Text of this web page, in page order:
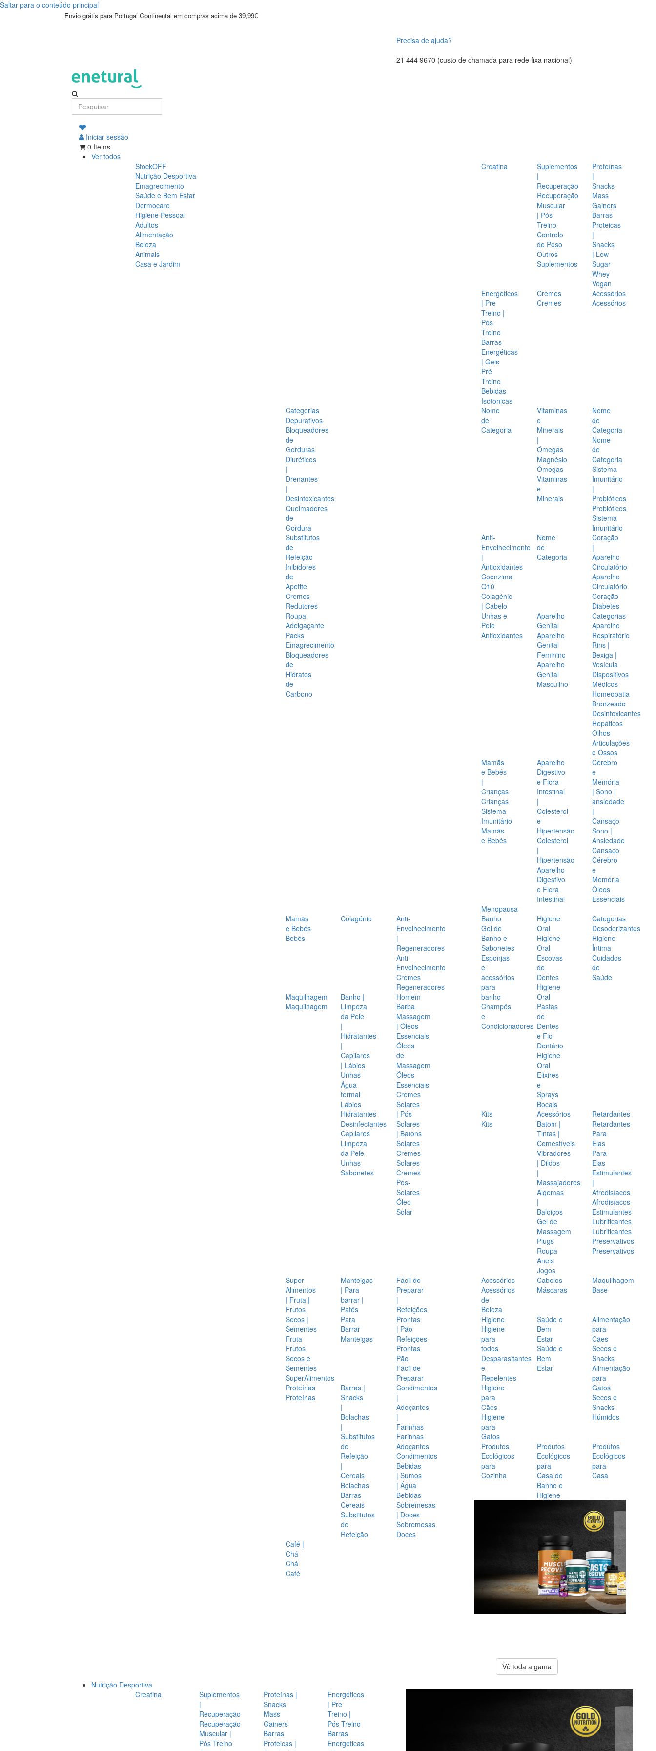
Saltar para o conteúdo principal
Envio grátis para Portugal Continental em compras acima de 39,99€
Precisa de ajuda?
21 444 9670 (custo de chamada para rede fixa nacional)
Iniciar sessão
0 Items
Ver todos
StockOFF
Nutrição Desportiva
Emagrecimento
Saúde e Bem Estar
Dermocare
Higiene Pessoal
Adultos
Alimentação
Beleza
Animais
Casa e Jardim
Creatina
Suplementos
|
Recuperação
Recuperação
Muscular
| Pós
Treino
Controlo
de Peso
Outros
Suplementos
Proteínas
|
Snacks
Mass
Gainers
Barras
Proteicas
|
Snacks
| Low
Sugar
Whey
Vegan
Energéticos
| Pre
Treino |
Pós
Treino
Barras
Energéticas
| Geis
Pré
Treino
Bebidas
Isotonicas
Cremes
Cremes
Acessórios
Acessórios
Categorias
Depurativos
Bloqueadores
de
Gorduras
Diuréticos
|
Drenantes
|
Desintoxicantes
Queimadores
de
Gordura
Substitutos
de
Refeição
Inibidores
de
Apetite
Cremes
Redutores
Roupa
Adelgaçante
Packs
Emagrecimento
Bloqueadores
de
Hidratos
de
Carbono
Nome
de
Categoria
Vitaminas
e
Minerais
|
Ómegas
Magnésio
Ómegas
Vitaminas
e
Minerais
Nome
de
Categoria
Nome
de
Categoria
Sistema
Imunitário
|
Probióticos
Probióticos
Sistema
Imunitário
Anti-
Envelhecimento
|
Antioxidantes
Coenzima
Q10
Colagénio
| Cabelo
Unhas e
Pele
Antioxidantes
Nome
de
Categoria
Coração
|
Aparelho
Circulatório
Aparelho
Circulatório
Coração
Diabetes
Aparelho
Genital
Aparelho
Genital
Feminino
Aparelho
Genital
Masculino
Categorias
Aparelho
Respiratório
Rins |
Bexiga |
Vesícula
Dispositivos
Médicos
Homeopatia
Bronzeado
Desintoxicantes
Hepáticos
Olhos
Articulações
e Ossos
Mamãs
e Bebés
|
Crianças
Crianças
Sistema
Imunitário
Mamãs
e Bebés
Aparelho
Digestivo
e Flora
Intestinal
|
Colesterol
e
Hipertensão
Colesterol
|
Hipertensão
Aparelho
Digestivo
e Flora
Intestinal
Cérebro
e
Memória
| Sono |
ansiedade
|
Cansaço
Sono |
Ansiedade
Cansaço
Cérebro
e
Memória
Óleos
Essenciais
Menopausa
Mamãs
e Bebés
Bebés
Colagénio
Anti-
Envelhecimento
|
Regeneradores
Anti-
Envelhecimento
Cremes
Regeneradores
Maquilhagem
Maquilhagem
Banho |
Limpeza
da Pele
|
Hidratantes
|
Capilares
| Lábios
Unhas
Água
termal
Lábios
Hidratantes
Desinfectantes
Capilares
Limpeza
da Pele
Unhas
Sabonetes
Homem
Barba
Massagem
| Óleos
Essenciais
Óleos
de
Massagem
Óleos
Essenciais
Cremes
Solares
| Pós
Solares
| Batons
Solares
Cremes
Solares
Cremes
Pós-
Solares
Óleo
Solar
Banho
Gel de
Banho e
Sabonetes
Esponjas
e
acessórios
para
banho
Champôs
e
Condicionadores
Higiene
Oral
Higiene
Oral
Escovas
de
Dentes
Higiene
Oral
Pastas
de
Dentes
e Fio
Dentário
Higiene
Oral
Elixires
e
Sprays
Bocais
Categorias
Desodorizantes
Higiene
Íntima
Cuidados
de
Saúde
Kits
Kits
Acessórios
Batom |
Tintas |
Comestíveis
Vibradores
| Dildos
|
Massajadores
Algemas
|
Baloiços
Gel de
Massagem
Plugs
Roupa
Aneis
Jogos
Retardantes
Retardantes
Para
Elas
Para
Elas
Estimulantes
|
Afrodisíacos
Afrodisíacos
Estimulantes
Lubrificantes
Lubrificantes
Preservativos
Preservativos
Super
Alimentos
| Fruta |
Frutos
Secos |
Sementes
Fruta
Frutos
Secos e
Sementes
SuperAlimentos
Manteigas
| Para
barrar |
Patês
Para
Barrar
Manteigas
Fácil de
Preparar
|
Refeições
Prontas
| Pão
Refeições
Prontas
Pão
Fácil de
Preparar
Proteínas
Proteínas
Barras |
Snacks
|
Bolachas
|
Substitutos
de
Refeição
|
Cereais
Bolachas
Barras
Cereais
Substitutos
de
Refeição
Condimentos
|
Adoçantes
|
Farinhas
Farinhas
Adoçantes
Condimentos
Bebidas
| Sumos
| Água
Bebidas
Sobremesas
| Doces
Sobremesas
Doces
Café |
Chá
Chá
Café
Acessórios
Acessórios
de
Beleza
Cabelos
Máscaras
Maquilhagem
Base
Higiene
Higiene
para
todos
Desparasitantes
e
Repelentes
Higiene
para
Cães
Higiene
para
Gatos
Saúde e
Bem
Estar
Saúde e
Bem
Estar
Alimentação
para
Cães
Secos e
Snacks
Alimentação
para
Gatos
Secos e
Snacks
Húmidos
Produtos
Ecológicos
para
Cozinha
Produtos
Ecológicos
para
Casa de
Banho e
Higiene
Produtos
Ecológicos
para
Casa
Vê toda a gama
Nutrição Desportiva
Creatina
Suplementos
|
Recuperação
Recuperação
Muscular |
Pós Treino
Proteínas |
Snacks
Mass
Gainers
Barras
Proteicas |
Energéticos
| Pre
Treino |
Pós Treino
Barras
Energéticas